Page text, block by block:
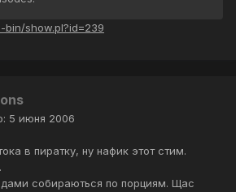
show.pl?id=239
5 июня 2006
в пиратку, ну нафик этот стим.
собираються по порциям. Щас